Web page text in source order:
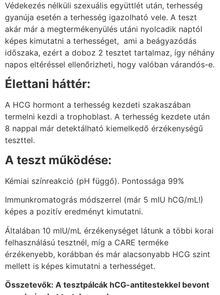
Védekezés nélküli szexuális együttlét után, terhesség
gyanúja esetén a terhesség igazolható vele. A teszt
akár már a megtermékenyülés utáni nyolcadik naptól
képes kimutatni a terhességet, ami a beágyazódás
időszaka, ezért a doboz 2 tesztet tartalmaz, így néhány
napos eltéréssel ellenőrizheti, hogy valóban várandós-e.
Élettani háttér:
A HCG hormont a terhesség kezdeti szakaszában
termelni kezdi a trophoblast. A terhesség kezdete után
8 nappal már detektálható kiemelkedő érzékenységű
teszttel.
A teszt működése:
Kémiai színreakció (pH függő). Pontossága 99%
Immunkromatográs módszerrel (már 5 mIU hCG/mL!)
képes a pozitív eredményt kimutatni.
Általában 10 mIU/mL érzékenységet látunk a többi korai
felhasználású tesztnél, míg a CARE terméke
érzékenyebb, korábban és már alacsonyabb HCG szint
mellett is képes kimutatni a terhességet.
Összetevők: A tesztpálcák hCG-antitestekkel bevont